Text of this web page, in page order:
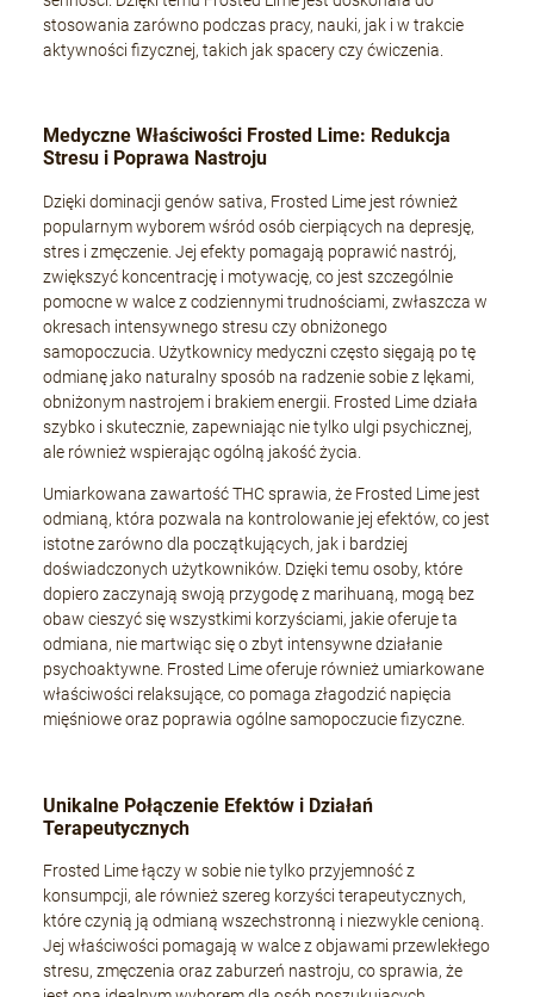
stosowania zarówno podczas pracy, nauki, jak i w trakcie
aktywności fizycznej, takich jak spacery czy ćwiczenia.
Medyczne Właściwości Frosted Lime: Redukcja
Stresu i Poprawa Nastroju
Dzięki dominacji genów sativa, Frosted Lime jest również
popularnym wyborem wśród osób cierpiących na depresję,
stres i zmęczenie. Jej efekty pomagają poprawić nastrój,
zwiększyć koncentrację i motywację, co jest szczególnie
pomocne w walce z codziennymi trudnościami, zwłaszcza w
okresach intensywnego stresu czy obniżonego
samopoczucia. Użytkownicy medyczni często sięgają po tę
odmianę jako naturalny sposób na radzenie sobie z lękami,
obniżonym nastrojem i brakiem energii. Frosted Lime działa
szybko i skutecznie, zapewniając nie tylko ulgi psychicznej,
ale również wspierając ogólną jakość życia.
Umiarkowana zawartość THC sprawia, że Frosted Lime jest
odmianą, która pozwala na kontrolowanie jej efektów, co jest
istotne zarówno dla początkujących, jak i bardziej
doświadczonych użytkowników. Dzięki temu osoby, które
dopiero zaczynają swoją przygodę z marihuaną, mogą bez
obaw cieszyć się wszystkimi korzyściami, jakie oferuje ta
odmiana, nie martwiąc się o zbyt intensywne działanie
psychoaktywne. Frosted Lime oferuje również umiarkowane
właściwości relaksujące, co pomaga złagodzić napięcia
mięśniowe oraz poprawia ogólne samopoczucie fizyczne.
Unikalne Połączenie Efektów i Działań
Terapeutycznych
Frosted Lime łączy w sobie nie tylko przyjemność z
konsumpcji, ale również szereg korzyści terapeutycznych,
które czynią ją odmianą wszechstronną i niezwykle cenioną.
Jej właściwości pomagają w walce z objawami przewlekłego
stresu, zmęczenia oraz zaburzeń nastroju, co sprawia, że